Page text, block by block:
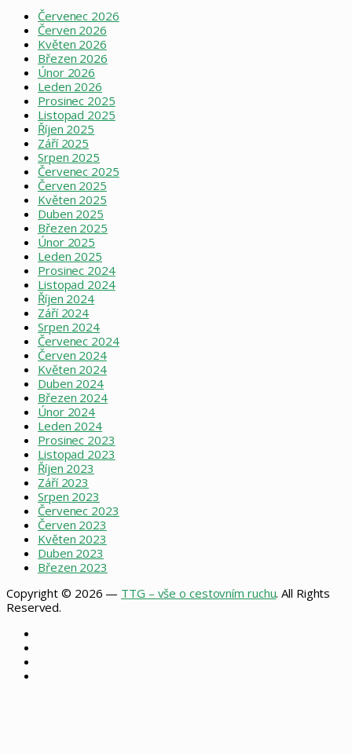
Červenec 2026
Červen 2026
Květen 2026
Březen 2026
Únor 2026
Leden 2026
Prosinec 2025
Listopad 2025
Říjen 2025
Září 2025
Srpen 2025
Červenec 2025
Červen 2025
Květen 2025
Duben 2025
Březen 2025
Únor 2025
Leden 2025
Prosinec 2024
Listopad 2024
Říjen 2024
Září 2024
Srpen 2024
Červenec 2024
Červen 2024
Květen 2024
Duben 2024
Březen 2024
Únor 2024
Leden 2024
Prosinec 2023
Listopad 2023
Říjen 2023
Září 2023
Srpen 2023
Červenec 2023
Červen 2023
Květen 2023
Duben 2023
Březen 2023
Copyright © 2026 — TTG – vše o cestovním ruchu. All Rights
Reserved.